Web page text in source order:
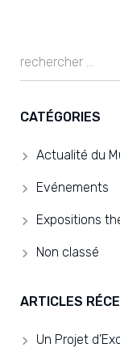
CATÉGORIES
Actualité du
Evénements
Expositions
Non classé
ARTICLES
Un Projet